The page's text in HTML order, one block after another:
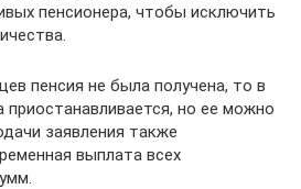
пенсионера, чтобы исключить
пенсия не была получена, то в
приостанавливается, но ее можно
заявления также
выплата всех